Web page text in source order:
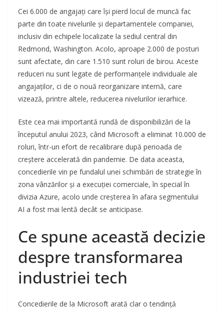
Cei 6.000 de angajați care își pierd locul de muncă fac
parte din toate nivelurile și departamentele companiei,
inclusiv din echipele localizate la sediul central din
Redmond, Washington. Acolo, aproape 2.000 de posturi
sunt afectate, din care 1.510 sunt roluri de birou. Aceste
reduceri nu sunt legate de performanțele individuale ale
angajaților, ci de o nouă reorganizare internă, care
vizează, printre altele, reducerea nivelurilor ierarhice.
Este cea mai importantă rundă de disponibilizări de la
începutul anului 2023, când Microsoft a eliminat 10.000 de
roluri, într-un efort de recalibrare după perioada de
creștere accelerată din pandemie. De data aceasta,
concedierile vin pe fundalul unei schimbări de strategie în
zona vânzărilor și a execuției comerciale, în special în
divizia Azure, acolo unde creșterea în afara segmentului
AI a fost mai lentă decât se anticipase.
Ce spune această decizie
despre transformarea
industriei tech
Concedierile de la Microsoft arată clar o tendință